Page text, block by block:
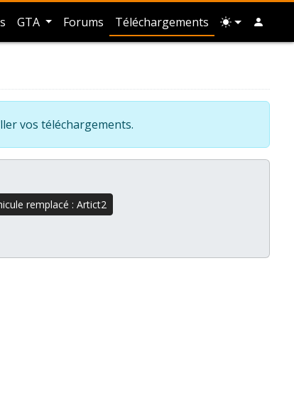
GTA Forums Téléchargements
vos téléchargements.
remplacé : Artict2